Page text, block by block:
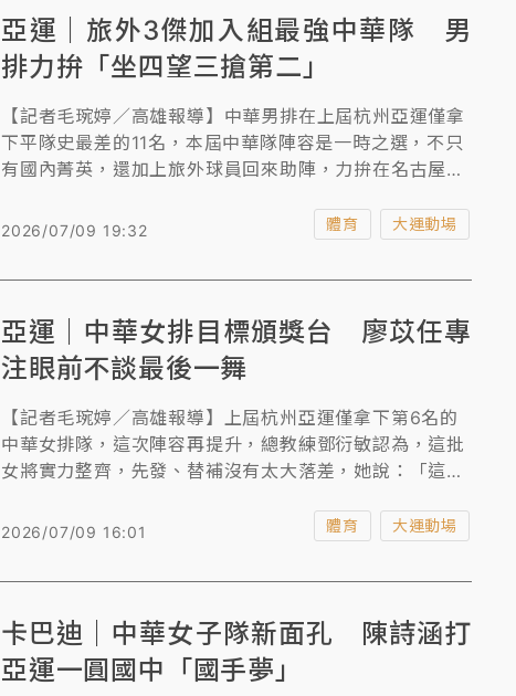
亞運｜旅外3傑加入組最強中華隊 男
排力拚「坐四望三搶第二」
【記者毛琬婷／高雄報導】中華男排在上屆杭州亞運僅拿
下平隊史最差的11名，本屆中華隊陣容是一時之選，不只
有國內菁英，還加上旅外球員回來助陣，力拚在名古屋打
的話可能還要看運氣，也要看球員的臨場反應。」
2026/07/09 19:32 體育 大運動場
亞運｜中華女排目標頒獎台 廖苡任專
注眼前不談最後一舞
【記者毛琬婷／高雄報導】上屆杭州亞運僅拿下第6名的
中華女排隊，這次陣容再提升，總教練鄧衍敏認為，這批
女將實力整齊，先發、替補沒有太大落差，她說：「這次
2026/07/09 16:01 體育 大運動場
卡巴迪｜中華女子隊新面孔 陳詩涵打
亞運一圓國中「國手夢」